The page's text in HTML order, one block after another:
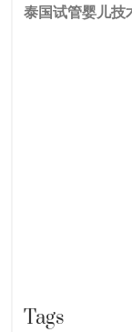
泰国试管婴儿技
Tags